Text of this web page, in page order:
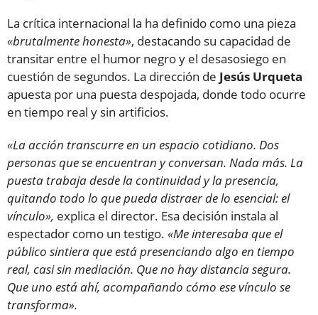
La crítica internacional la ha definido como una pieza
«brutalmente honesta», destacando su capacidad de
transitar entre el humor negro y el desasosiego en
cuestión de segundos. La dirección de Jesús Urqueta
apuesta por una puesta despojada, donde todo ocurre
en tiempo real y sin artificios.
«La acción transcurre en un espacio cotidiano. Dos
personas que se encuentran y conversan. Nada más. La
puesta trabaja desde la continuidad y la presencia,
quitando todo lo que pueda distraer de lo esencial: el
vínculo», explica el director. Esa decisión instala al
espectador como un testigo. «Me interesaba que el
público sintiera que está presenciando algo en tiempo
real, casi sin mediación. Que no hay distancia segura.
Que uno está ahí, acompañando cómo ese vínculo se
transforma».